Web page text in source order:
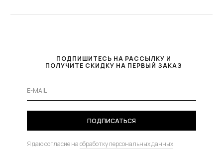
ПОДПИШИТЕСЬ НА РАССЫЛКУ И
ПОЛУЧИТЕ СКИДКУ НА ПЕРВЫЙ ЗАКАЗ
ПОДПИСАТЬСЯ
Я даю согласие наобработку персональных данных